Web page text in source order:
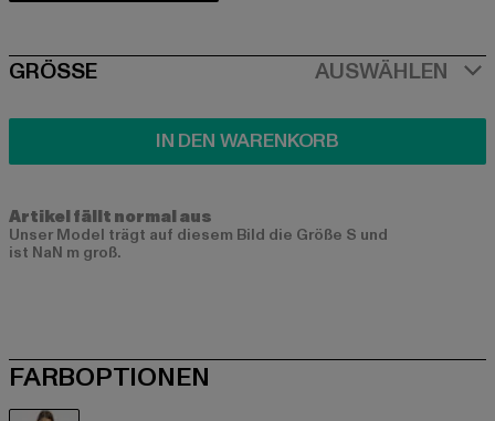
SIZE
GRÖSSE AUSWÄHLEN
IN DEN WARENKORB
Artikel fällt normal aus
Unser Model trägt auf diesem Bild die Größe S und
ist NaN m groß.
FARBOPTIONEN